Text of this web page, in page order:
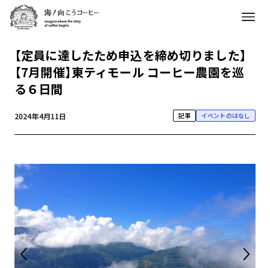
【定員に達したため申込を締め切りました】
【7月開催】東ティモール コーヒー農園を巡
る６日間
2024年4月11日 記事 イベントのはなし